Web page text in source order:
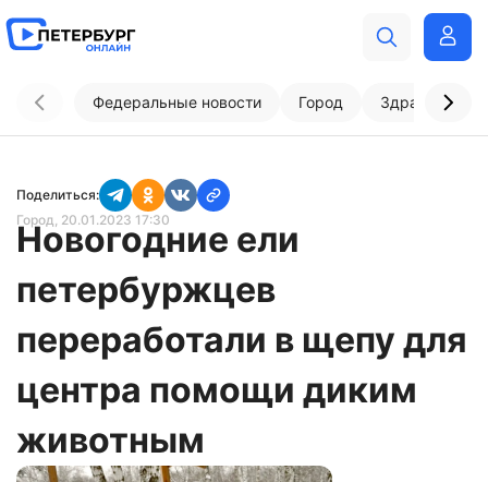
Федеральные новости Город
Поделиться:
Город, 20.01.2023 17:30
Новогодние ели
петербуржцев
переработали в щепу для
центра помощи диким
животным